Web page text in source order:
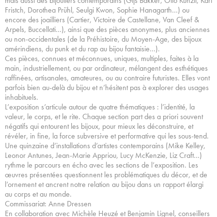
Fristch, Dorothea Prühl, Seulgi Kwon, Sophie Hanagarth…) ou
encore des joailliers (Cartier, Victoire de Castellane, Van Cleef &
Arpels, Buccellati…), ainsi que des pièces anonymes, plus anciennes
ou non-occidentales (de la Préhistoire, du Moyen-Age, des bijoux
amérindiens, du punk et du rap au bijou fantaisie…).
Ces pièces, connues et méconnues, uniques, multiples, faites à la
main, industriellement, ou par ordinateur, mélangent des esthétiques
raffinées, artisanales, amateures, ou au contraire futuristes. Elles vont
parfois bien au-delà du bijou et n’hésitent pas à explorer des usages
inhabituels.
L’exposition s’articule autour de quatre thématiques : l’identité, la
valeur, le corps, et le rite. Chaque section part des a priori souvent
négatifs qui entourent les bijoux, pour mieux les déconstruire, et
révéler, in fine, la force subversive et performative qui les sous-tend.
Une quinzaine d’installations d’artistes contemporains (Mike Kelley,
Leonor Antunes, Jean-Marie Appriou, Lucy McKenzie, Liz Craft…)
rythme le parcours en écho avec les sections de l’exposition. Les
œuvres présentées questionnent les problématiques du décor, et de
l’ornement et ancrent notre relation au bijou dans un rapport élargi
au corps et au monde.
Commissariat: Anne Dressen
En collaboration avec Michèle Heuzé et Benjamin Lignel, conseillers